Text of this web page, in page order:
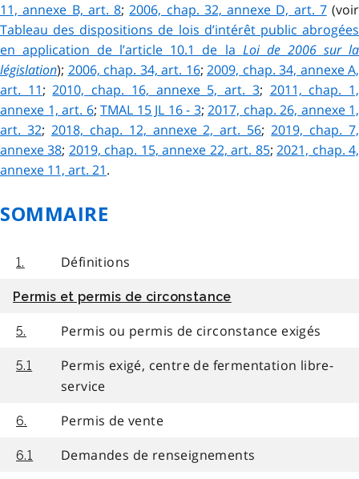
11, annexe B, art. 8;2006, chap. 32, annexe D, art. 7(voir
Tableau des dispositions de lois d’intérêt public abrogées
en application de l’article 10.1 de la Loi de 2006 sur la
législation); 2006, chap. 34, art. 16; 2009, chap. 34, annexe A,
art. 11;2010, chap. 16, annexe 5, art. 3; 2011, chap. 1,
annexe 1, art. 6; TMAL 15 JL 16 - 3; 2017, chap. 26, annexe 1,
art. 32; 2018, chap. 12, annexe 2, art. 56;2019, chap. 7,
annexe 38; 2019, chap. 15, annexe 22, art. 85;2021, chap. 4,
annexe 11, art. 21.
SOMMAIRE
1. Définitions
Permis et permis de circonstance
5. Permis ou permis de circonstance exigés
5.1
Permis exigé, centre de fermentation libre-
service
6. Permis de vente
6.1 Demandes de renseignements